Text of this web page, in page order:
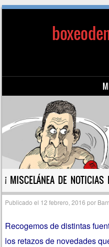
Saltar al contenido
¡ MISCELÁNEA DE NOTICIAS
Publicado el 12 febrero, 2016 por
Recogemos de distintas
los retazos de novedades